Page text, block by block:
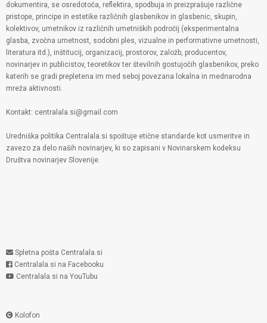
dokumentira, se osredotoča, reflektira, spodbuja in preizprašuje različne
pristope, principe in estetike različnih glasbenikov in glasbenic, skupin,
kolektivov, umetnikov iz različnih umetniških področij (eksperimentalna
glasba, zvočna umetnost, sodobni ples, vizualne in performativne umetnosti,
literatura itd.), inštitucij, organizacij, prostorov, založb, producentov,
novinarjev in publicistov, teoretikov ter številnih gostujočih glasbenikov, preko
katerih se gradi prepletena im med seboj povezana lokalna in mednarodna
mreža aktivnosti.
Kontakt: centralala.si@gmail.com
Uredniška politika Centralala.si spoštuje etične standarde kot usmeritve in
zavezo za delo naših novinarjev, ki so zapisani v Novinarskem kodeksu
Društva novinarjev Slovenije.
Spletna pošta Centralala.si
Centralala.si na Facebooku
Centralala.si na YouTubu
Kolofon